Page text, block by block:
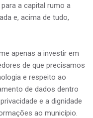
a capital rumo a
e, acima de tudo,
apenas a investir em
de que precisamos
e respeito ao
de dados dentro
e a dignidade
ao município.